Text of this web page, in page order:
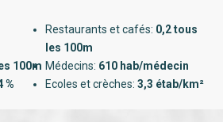
Restaurants et cafés: 0,2 tous
les 100m
100m Médecins: 610 hab/médecin
% Ecoles et crèches: 3,3 étab/km²